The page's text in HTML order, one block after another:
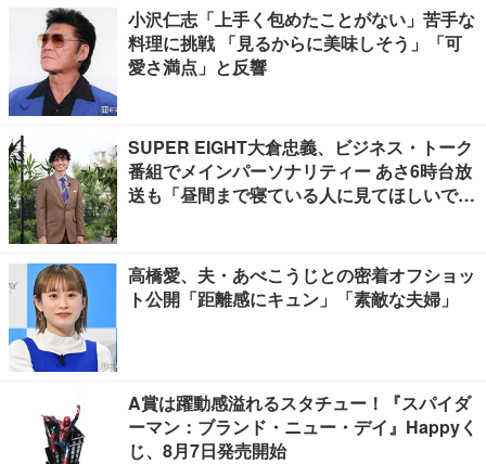
小沢仁志「上手く包めたことがない」苦手な
料理に挑戦 「見るからに美味しそう」「可
愛さ満点」と反響
SUPER EIGHT大倉忠義、ビジネス・トーク
番組でメインパーソナリティー あさ6時台放
送も「昼間まで寝ている人に見てほしいで
高橋愛、夫・あべこうじとの密着オフショッ
ト公開「距離感にキュン」「素敵な夫婦」
A賞は躍動感溢れるスタチュー！『スパイダ
ーマン：ブランド・ニュー・デイ』Happyく
じ、8月7日発売開始